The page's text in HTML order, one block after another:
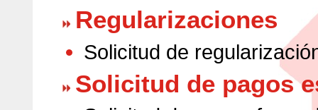
Regularizaciones
Solicitud de
Solicitud de pagos